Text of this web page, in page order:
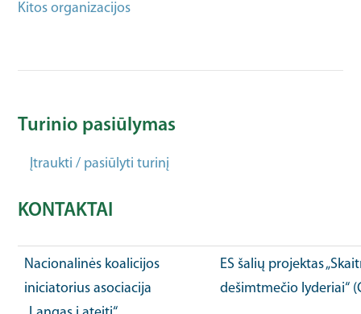
Kitos organizacijos
Turinio pasiūlymas
Įtraukti / pasiūlyti turinį
KONTAKTAI
Nacionalinės koalicijos
iniciatorius asociacija
ES šalių projektas
dešimtmečio lyderiai“